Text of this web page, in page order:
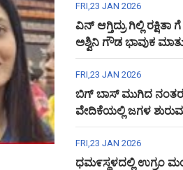
FRI,23 JAN 2026
ವಿನ್ ಆಗ್ತಿದ್ರು ಗಿಲ್ಲಿ
ಅಶ್ವಿನಿ ಗೌಡ ಭಾವುಕ
FRI,23 JAN 2026
ಬಿಗ್ ಬಾಸ್ ಮುಗಿದ ನಂತರ
ವೇದಿಕೆಯಲ್ಲಿ ಜಗಳ
ಅಶ್ವಿನಿ ಗೌಡ
FRI,23 JAN 2026
ಧಮ೯ಸ್ಥಳದಲ್ಲಿ ಉಗ್ರಂ